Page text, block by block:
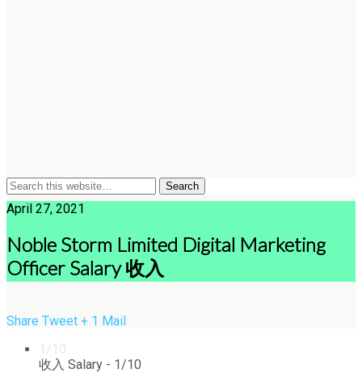
April 27, 2021
Noble Storm Limited Digital Marketing
Officer Salary 收入
Share Tweet + 1 Mail
1/10
收入 Salary - 1/10